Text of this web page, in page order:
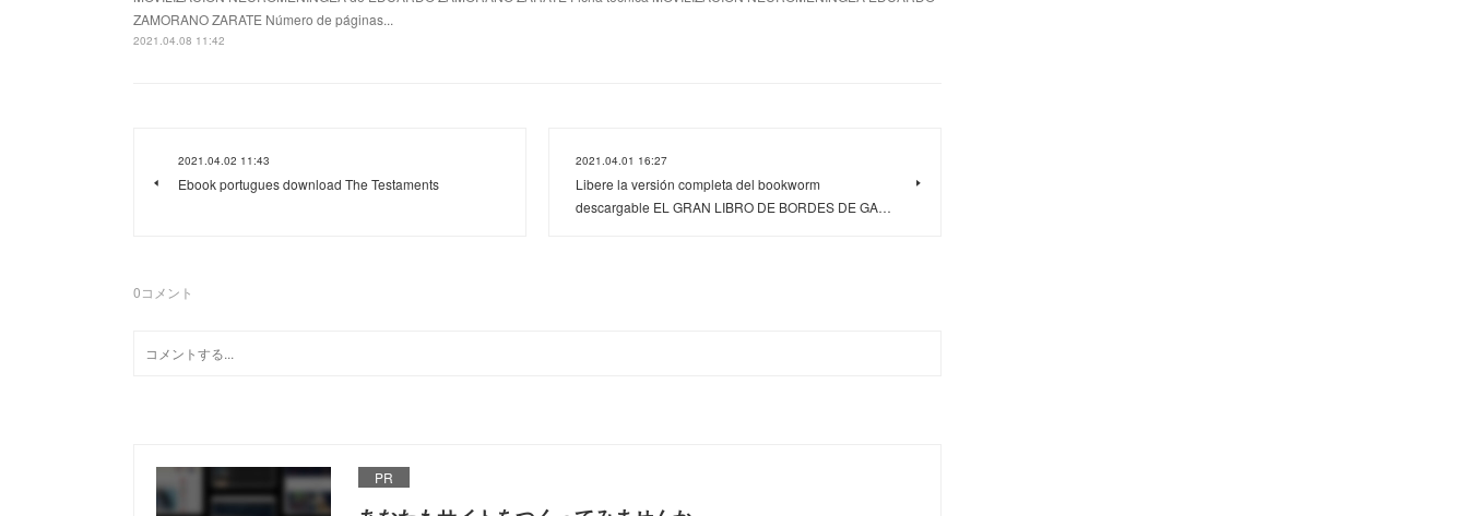
ZAMORANO ZARATE Número de páginas...
2021.04.08 11:42
2021.04.02 11:43
Ebook portugues download The Testaments
2021.04.01 16:27
Libere la versión completa del bookworm
descargable EL GRAN LIBRO DE BORDES DE GA…
0コメント
PR